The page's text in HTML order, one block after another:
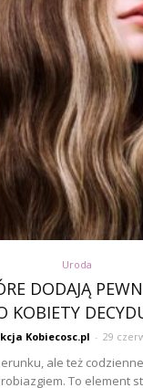
Uroda
DODAJĄ
KOBIETY
Kobiecosc.pl - 29
ale też
To element